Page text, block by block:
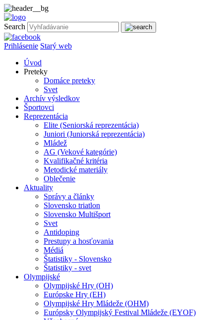
Search
Prihlásenie Starý web
Úvod
Preteky
Domáce preteky
Svet
Archív výsledkov
Športovci
Reprezentácia
Elite (Seniorská reprezentácia)
Juniori (Juniorská reprezentácia)
Mládež
AG (Vekové kategórie)
Kvalifikačné kritéria
Metodické materiály
Oblečenie
Aktuality
Správy a články
Slovensko triatlon
Slovensko Multišport
Svet
Antidoping
Prestupy a hosťovania
Médiá
Štatistiky - Slovensko
Štatistiky - svet
Olympijské
Olympijské Hry (OH)
Európske Hry (EH)
Olympijské Hry Mládeže (OHM)
Európsky Olympijský Festival Mládeže (EYOF)